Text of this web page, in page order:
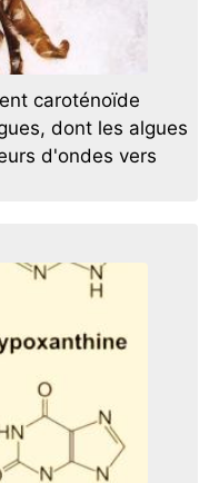
caroténoïde
dont les algues
d'ondes vers